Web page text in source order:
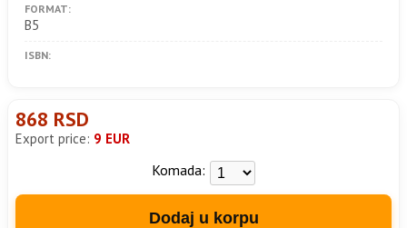
FORMAT:
B5
ISBN:
868 RSD
Export price: 9 EUR
Komada:
Dodaj u korpu